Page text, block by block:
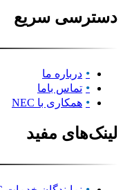
دسترسی سریع
درباره ما
تماس باما
همکاری با NEC
لینک‌های مفید